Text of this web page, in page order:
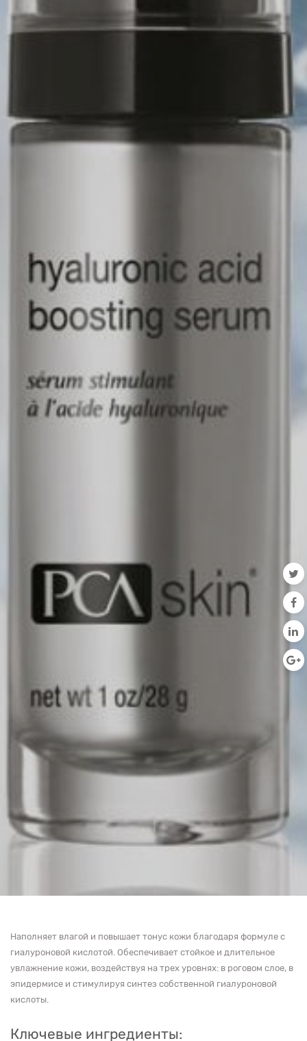
Наполняет влагой и повышает тонус кожи благодаря формуле с
гиалуроновой кислотой. Обеспечивает стойкое и длительное
увлажнение кожи, воздействуя на трех уровнях: в роговом слое, в
эпидермисе и стимулируя синтез собственной гиалуроновой
кислоты.
Ключевые ингредиенты: